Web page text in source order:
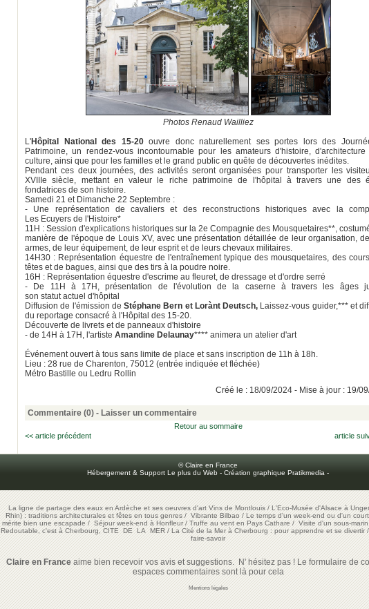
Photos Renaud Wailliez
L'Hôpital National des 15-20ouvre donc naturellement ses portes lors des
Patrimoine, un rendez-vous incontournable pour les amateurs d'histoire,
culture, ainsi que pour les familles et le grand public en quête de découvertes inédites.
Pendant ces deux journées, des activités seront organisées pour transporter les
XVIIIe siècle, mettant en valeur le riche patrimoine de l'hôpital à travers une des
fondatrices de son histoire.
Samedi 21 et Dimanche 22 Septembre :
- Une représentation de cavaliers et des reconstructions historiques avec la
Les Ecuyers de l'Histoire*
11H : Session d'explications historiques sur la 2e Compagnie des Mousquetaires**,
manière de l'époque de Louis XV, avec une présentation détaillée de leur organisation,
armes, de leur équipement, de leur esprit et de leurs chevaux militaires.
14H30 : Représentation équestre de l'entraînement typique des mousquetaires, des
têtes et de bagues, ainsi que des tirs à la poudre noire.
16H : Représentation équestre d'escrime au fleuret, de dressage et d'ordre serré
- De 11H à 17H, présentation de l'évolution de la caserne à travers les âges
son statut actuel d'hôpital
Diffusion de l'émission de Stéphane Bern et Lorànt Deutsch, Laissez-vous guider,*** et
du reportage consacré à l'Hôpital des 15-20.
Découverte de livrets et de panneaux d'histoire
- de 14H à 17H, l'artiste Amandine Delaunay**** animera un atelier d'art
Événement ouvert à tous sans limite de place et sans inscription de 11h à 18h.
Lieu : 28 rue de Charenton, 75012 (entrée indiquée et fléchée)
Métro Bastille ou Ledru Rollin
Créé le : 18/09/2024 - Mise à jour : 19/
Commentaire (0) - Laisser un commentaire
Retour au sommaire
article
<< article précédent
© Claire en France
Hébergement & Support Le plus du Web - Création graphique Pratikmedia -
La ligne de partage des eaux en Ardèche et ses oeuvres d'art Vins de Montlouis/L'Eco-Musée d'Alsace à
Rhin) : traditions architecturales et fêtes en tous genres/Vibrante Bilbao/Le temps d'un week-end ou d'un court
mérite bien une escapade/Séjour week-end à Honfleur/Truffe au vent en Pays Cathare/Visite d'un sous-
Redoutable, c'est à Cherbourg, CITE DE LA MER/La Cité de la Mer à Cherbourg : pour apprendre et se divertir
faire-savoir
Claire en Franceaime bien recevoir vos avis et suggestions. N' hésitez pas ! Le formulaire de
espaces commentaires sont là pour cela
Mentions légales